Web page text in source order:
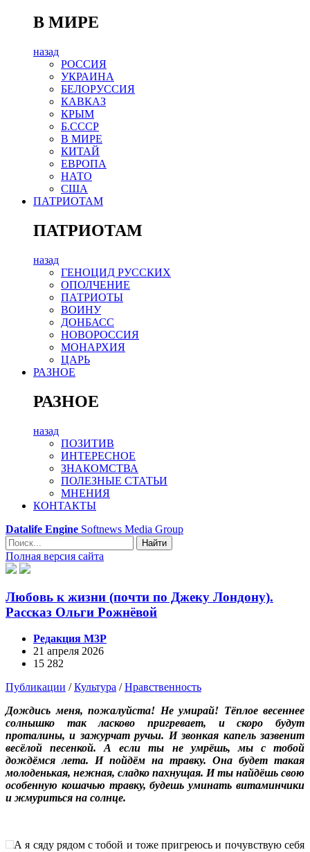
В МИРЕ
назад
РОСCИЯ
УКРАИНА
БЕЛОРУССИЯ
КАВКАЗ
КРЫМ
Б.СССР
В МИРЕ
КИТАЙ
ЕВРОПА
НАТО
США
ПАТРИОТАМ
ПАТРИОТАМ
назад
ГЕНОЦИД РУССКИХ
ОПОЛЧЕНИЕ
ПАТРИОТЫ
ВОИНУ
ДОНБАСС
НОВОРОССИЯ
МОНАРХИЯ
ЦАРЬ
РАЗНОЕ
РАЗНОЕ
назад
ПОЗИТИВ
ИНТЕРЕСНОЕ
ЗНАКОМСТВА
ПОЛЕЗНЫЕ СТАТЬИ
МНЕНИЯ
КОНТАКТЫ
Datalife Engine Softnews Media Group
Найти
Полная версия сайта
Любовь к жизни (почти по Джеку Лондону).
Рассказ Ольги Рожнёвой
Редакция М3Р
21 апреля 2026
15 282
Публикации /Культура /Нравственность
Дождись меня, пожалуйста! Не умирай! Тёплое весеннее
солнышко так ласково пригревает, и скоро будут
проталины, и зажурчат ручьи. И звонкая капель зазвенит
весёлой песенкой. А если ты не умрёшь, мы с тобой
дождёмся лета. И пойдём на травку. Она будет такая
молоденькая, нежная, сладко пахнущая. И ты найдёшь свою
особенную кошачью травку, будешь уминать витаминчики
и жмуриться на солнце.
А я сяду рядом с тобой и тоже пригреюсь и почувствую себя